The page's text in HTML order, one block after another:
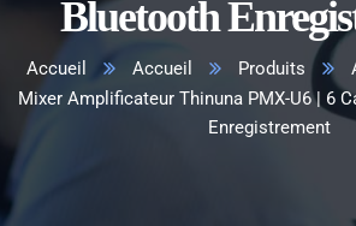
Bluetooth
Accueil Accueil Produits
Mixer Amplificateur Thinuna PMX-U6 | 6
Enregistrement